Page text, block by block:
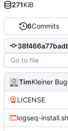
6Commits
TimKleiner
LICENSE
logseq-install.sh
271KiB